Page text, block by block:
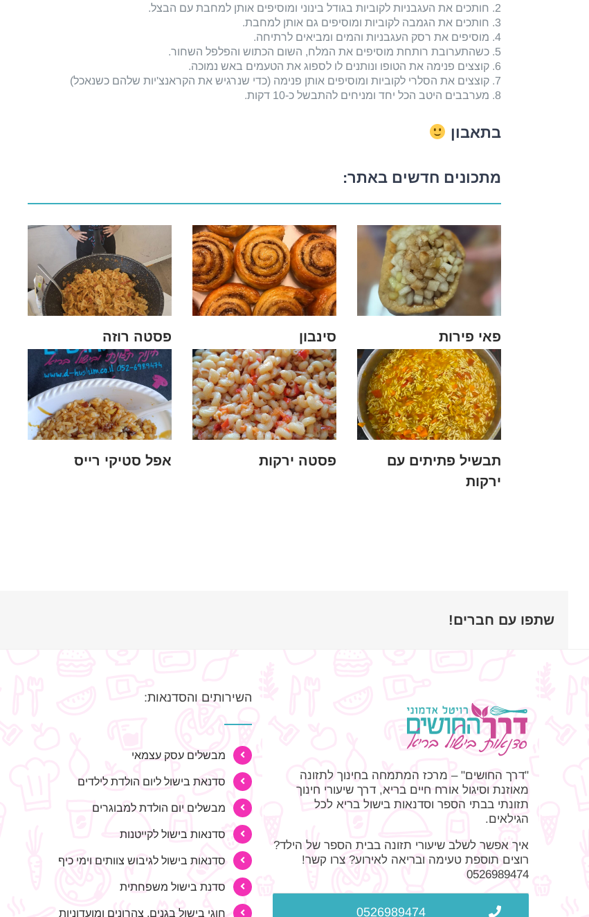
2. חותכים את העגבניות לקוביות בגודל בינוני ומוסיפים אותן למחבת עם הבצל.
3. חותכים את הגמבה לקוביות ומוסיפים גם אותן למחבת.
4. מוסיפים את רסק העגבניות והמים ומביאים לרתיחה.
5. כשהתערובת רותחת מוסיפים את המלח, השום הכתוש והפלפל השחור.
6. קוצצים פנימה את הטופו ונותנים לו לספוג את הטעמים באש נמוכה.
7. קוצצים את הסלרי לקוביות ומוסיפים אותן פנימה (כדי שנרגיש את הקראנצ'יות שלהם כשנאכל)
8. מערבבים היטב הכל יחד ומניחים להתבשל כ-10 דקות.
בתאבון
מתכונים חדשים באתר:
פאי פירות סינבון פסטה רוזה
תבשיל פתיתים עם
ירקות
פסטה ירקות אפל סטיקי רייס
שתפו עם חברים!
"דרך החושים" – מרכז המתמחה בחינוך לתזונה
מאוזנת וסיגול אורח חיים בריא, דרך שיעורי חינוך
תזונתי בבתי הספר וסדנאות בישול בריא לכל
הגילאים.
איך אפשר לשלב שיעורי תזונה בבית הספר של הילד?
רוצים תוספת טעימה ובריאה לאירוע? צרו קשר!
0526989474
0526989474
השירותים והסדנאות:
מבשלים עסק עצמאי
סדנאת בישול ליום הולדת לילדים
מבשלים יום הולדת למבוגרים
סדנאות בישול לקייטנות
סדנאות בישול לגיבוש צוותים וימי כיף
סדנת בישול משפחתית
חוגי בישול בגנים, צהרונים ומועדוניות